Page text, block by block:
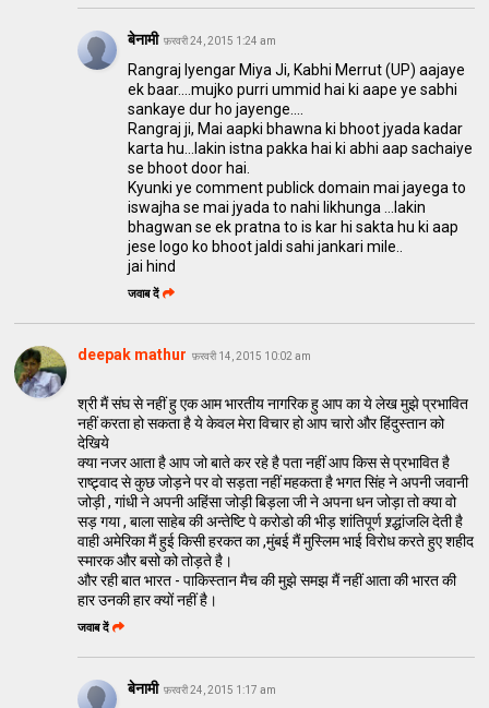
बेनामी फ़रवरी 24, 2015 1:24 am
Rangraj Iyengar Miya Ji, Kabhi Merrut (UP) aajaye
ek baar....mujko purri ummid hai ki aape ye sabhi
sankaye dur ho jayenge....
Rangraj ji, Mai aapki bhawna ki bhoot jyada kadar
karta hu...lakin istna pakka hai ki abhi aap sachaiye
se bhoot door hai.
Kyunki ye comment publick domain mai jayega to
iswajha se mai jyada to nahi likhunga ...lakin
bhagwan se ek pratna to is kar hi sakta hu ki aap
jese logo ko bhoot jaldi sahi jankari mile..
jai hind
जवाब दें
deepak mathur फ़रवरी 14, 2015 10:02 am
श्री मैं संघ से नहीं हु एक आम भारतीय नागरिक हु आप का ये लेख मुझे प्रभावित
नहीं करता हो सकता है ये केवल मेरा विचार हो आप चारो और हिंदुस्तान को
देखिये
क्या नजर आता है आप जो बाते कर रहे है पता नहीं आप किस से प्रभावित है
राष्ट्र्वाद से कुछ जोड़ने पर वो सड़ता नहीं महकता है भगत सिंह ने अपनी जवानी
जोड़ी , गांधी ने अपनी अहिंसा जोड़ी बिड़ला जी ने अपना धन जोड़ा तो क्या वो
सड़ गया , बाला साहेब की अन्तेष्टि पे करोडो की भीड़ शांतिपूर्ण श्र्द्धांजलि देती है
वाही अमेरिका मैं हुई किसी हरकत का ,मुंबई मैं मुस्लिम भाई विरोध करते हुए शहीद
स्मारक और बसो को तोड़ते है।
और रही बात भारत - पाकिस्तान मैच की मुझे समझ मैं नहीं आता की भारत की
हार उनकी हार क्यों नहीं है।
जवाब दें
बेनामी फ़रवरी 24, 2015 1:17 am